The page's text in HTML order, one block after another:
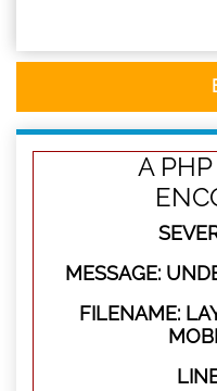
A
MESSAGE:
FILENAME: